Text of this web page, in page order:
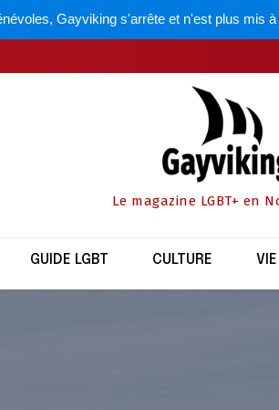
Gayviking s'arrête et n'est plus mis
Le magazine LGBT+ en
GUIDE LGBT CULTURE